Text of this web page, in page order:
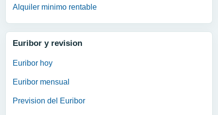
Alquiler minimo rentable
Euribor y revision
Euribor hoy
Euribor mensual
Prevision del Euribor